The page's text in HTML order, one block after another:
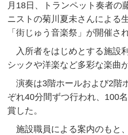
月18日、トランペット奏者の
ニストの菊川夏未さんによる
「街じゅう音楽祭」が開催さ
入所者をはじめとする施設
シックや洋楽など多彩な楽曲
演奏は3階ホールおよび2階
ぞれ40分間ずつ行われ、100
賞した。
施設職員による案内のもと